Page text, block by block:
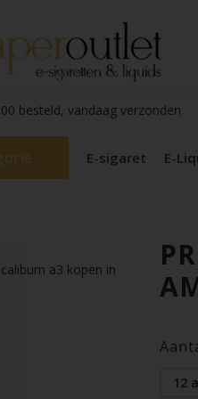
besteld, vandaag verzonden
E-sigaret E-
caliburn a3 kopen in